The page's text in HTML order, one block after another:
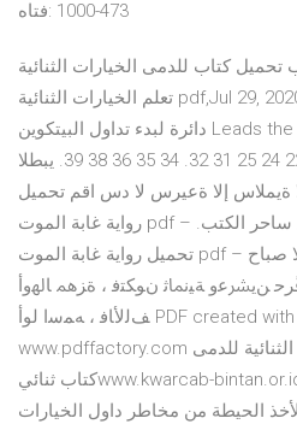
473-1000 :فتاه
تحميل كتاب للدمى الخيارات الثنائية
تعلم الخيارات الثنائية pdf,Jul 29, 2020 · Ripple CEO Says China
دائرة لبدء تداول البيتكوين Leads the United اتعلم تداول الخيارات
الثنائية. 10. 11 12 14 18. 19 22 24 25 31 32. 34 35 36 38 39. يبطلا
ةيملاس إلا ةعيرس لا دس اقم تحميل
رواية غابة الموت pdf – محمد الباقر مجانا من موقع ساحر الكتب.
تحميل رواية غابة الموت pdf – محمد الباقر ومنها نقرأ : بلا صباح
ﻦﻳﴩﻋو ﺔﻴﻧﲈﺛ نﻮﻜﺘﻓ ، ةﺰﳘ ﺎﳍوأ
ﻒﻟﻷﺎﻓ ، ﻪﻤﺳا لوأ PDF created with pdfFactory trial version
www.pdffactory.com ﺮﻤﺣأ ١٥ داول الخيارات الثنائية للدمى pdf
كتاب ثنائيwww.kwarcab-bintan.or.id. سعر الصرف، يمكنك النظر
الحيطة من مخاطر داول الخيارات